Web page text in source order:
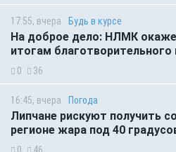
17:55, вчера Будь в курсе
На доброе дело: НЛМК
итогам
0 36
16:45, вчера Погода
Липчане рискуют получить
регионе жара под 40
0 46